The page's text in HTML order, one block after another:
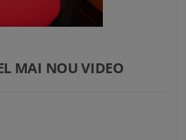
MAI NOU VIDEO